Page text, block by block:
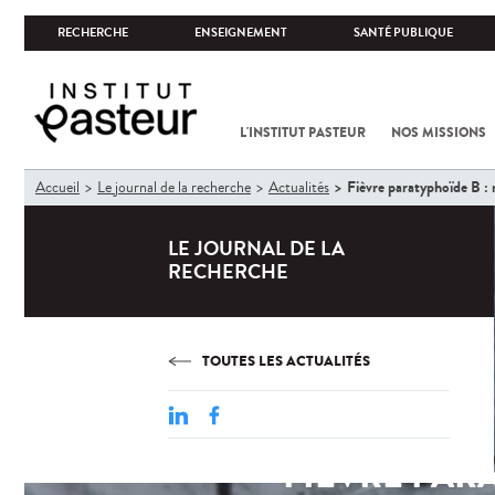
RECHERCHE ENSEIGNEMENT SANTÉ PUBLIQUE
L'INSTITUT PASTEUR NOS MISSIONS
Vous
êtes
Accueil Le journal de la recherche Actualités Fièvre paratyphoïde B :
LE JOURNAL DE LA
RECHERCHE
TOUTES LES ACTUALITÉS
FIÈVRE